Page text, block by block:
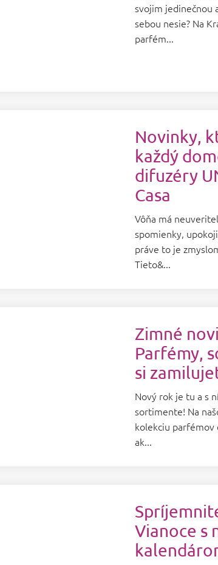
svojim jedinečnou
sebou nesie? Na
parfém...
Novinky,
každý
difuzéry
Casa
Vôňa má
spomienky,
práve to je
Tieto&...
Zimné
Parfémy,
si
Nový rok je tu a s
sortimente! Na
kolekciu parfémov
ak...
Vianoce s